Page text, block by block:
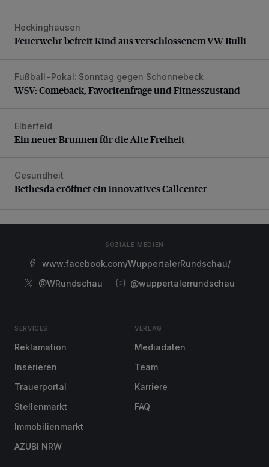
Feuerwehr befreit Kind aus verschlossenem VW Bulli
Heckinghausen
Feuerwehr befreit Kind aus verschlossenem VW Bulli
WSV: Comeback, Favoritenfrage und Fitnesszustand
Fußball-Pokal: Sonntag gegen Schonnebeck
WSV: Comeback, Favoritenfrage und Fitnesszustand
Ein neuer Brunnen für die Alte Freiheit
Elberfeld
Ein neuer Brunnen für die Alte Freiheit
Bethesda eröffnet ein innovatives Callcenter
Gesundheit
Bethesda eröffnet ein innovatives Callcenter
SOZIALE MEDIEN
www.facebook.com/WuppertalerRundschau/
@WRundschau
@wuppertalerrundschau
SERVICES
Reklamation
Inserieren
Trauerportal
Stellenmarkt
Immobilienmarkt
AZUBI NRW
VERLAG
Mediadaten
Team
Karriere
FAQ